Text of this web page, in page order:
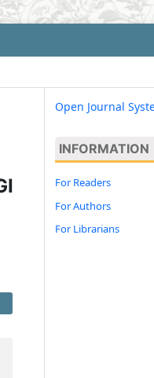
Open Journal
INFORMATION
For Readers
For Authors
For Librarians